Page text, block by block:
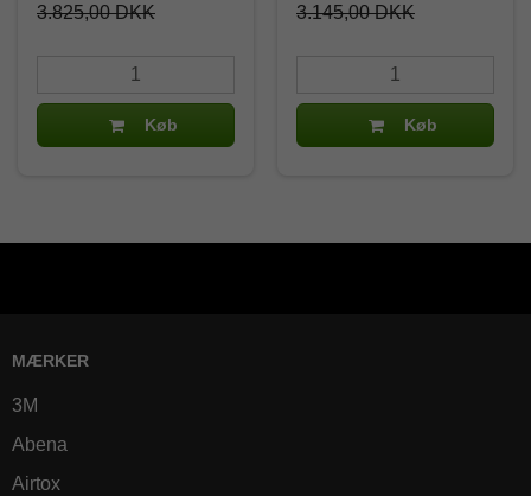
3.825,00 DKK
Køb
3.145,00 DKK
Køb
MÆRKER
3M
Abena
Airtox